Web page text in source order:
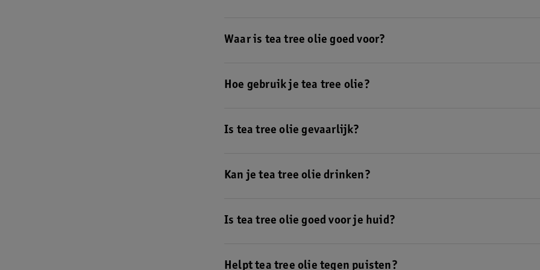
Waar is tea tree olie goed voor?
Hoe gebruik je tea tree olie?
Is tea tree olie gevaarlijk?
Kan je tea tree olie drinken?
Is tea tree olie goed voor je huid?
Helpt tea tree olie tegen puisten?